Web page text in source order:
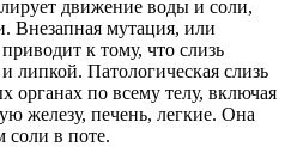
движение воды и соли,
Внезапная мутация, или
к тому, что слизь
липкой. Патологическая слизь
органах по всему телу, включая
железу, печень, легкие. Она
соли в поте.